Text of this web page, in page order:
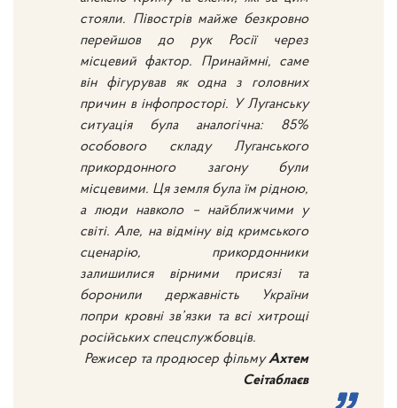
стояли. Півострів майже безкровно
перейшов до рук Росії через
місцевий фактор. Принаймні, саме
він фігурував як одна з головних
причин в інфопросторі. У Луганську
ситуація була аналогічна: 85%
особового складу Луганського
прикордонного загону були
місцевими. Ця земля була їм рідною,
а люди навколо – найближчими у
світі. Але, на відміну від кримського
сценарію, прикордонники
залишилися вірними присязі та
боронили державність України
попри кровні зв’язки та всі хитрощі
російських спецслужбовців.
Режисер та продюсер фільмуАхтем
Сеітаблаєв